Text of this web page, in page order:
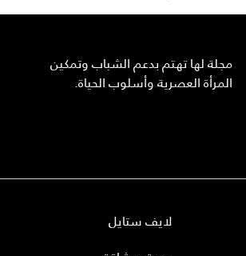
مجلة لها تهتم بدعم الشباب وتمكين
المرأة العصرية وأسلوب الحياة.
لايف ستايل